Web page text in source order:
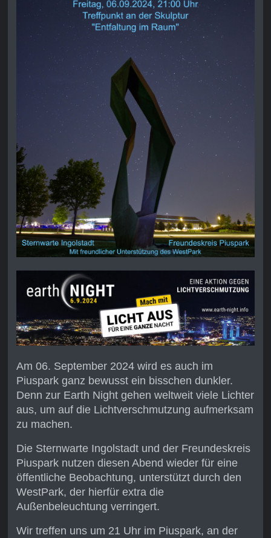
Am 06. September 2024 wird es auch im
Piuspark ganz bewusst ein bisschen dunkler.
Denn zur Earth Night gehen weltweit viele Lichter
aus, um auf die Lichtverschmutzung aufmerksam
zu machen.
Die Sternwarte Ingolstadt und der Freundeskreis
Piuspark nutzen diesen Abend wieder für eine
öffentliche Beobachtung, unterstützt durch den
WestPark, der hierfür extra die
Außenbeleuchtung verringert.
Wir treffen uns um 21 Uhr im Piuspark, an der